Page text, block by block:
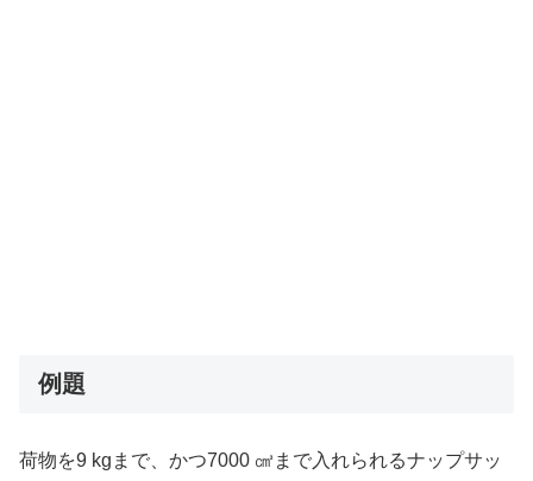
例題
荷物を9 kgまで、かつ7000 ㎤まで入れられるナップサッ